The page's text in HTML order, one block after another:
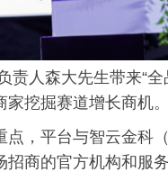
责人森大先生带来“
家挖掘赛道增长商机
点，平台与智云金科
商的官方机构和服